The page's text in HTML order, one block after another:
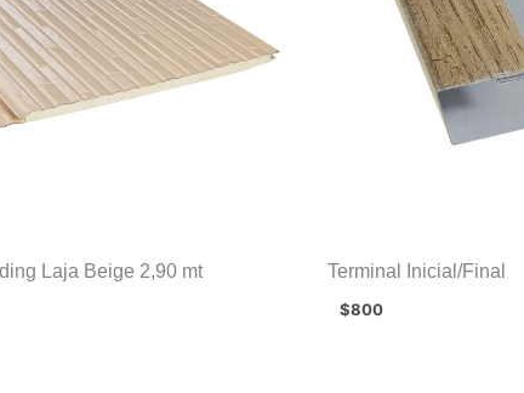
Laja Beige 2,90 mt Terminal Inicial/Final
$800